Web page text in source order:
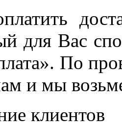
для Вас
По
и мы
клиентов